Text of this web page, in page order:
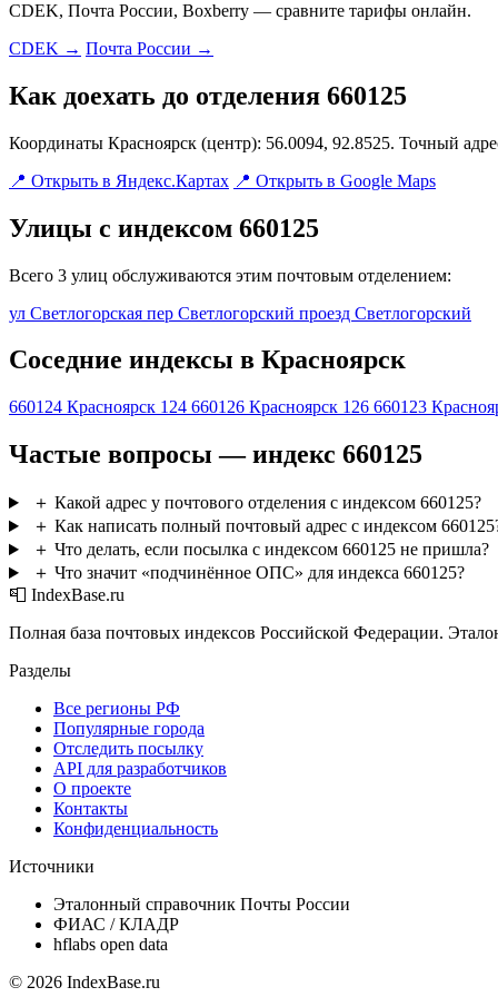
CDEK, Почта России, Boxberry — сравните тарифы онлайн.
CDEK → Почта России →
Как доехать до отделения 660125
Координаты Красноярск (центр): 56.0094, 92.8525. Точный
📍 Открыть в Яндекс.Картах 📍 Открыть в Google Maps
Улицы с индексом 660125
Всего 3 улиц обслуживаются этим почтовым отделением:
ул Светлогорская пер Светлогорский проезд Светлогорский
Соседние индексы в Красноярск
660124 Красноярск 124 660126 Красноярск 126 660123
Частые вопросы — индекс 660125
＋ Какой адрес у почтового отделения с индексом 660125?
＋ Как написать полный почтовый адрес с индексом
＋ Что делать, если посылка с индексом 660125 не пришла?
＋ Что значит «подчинённое ОПС» для индекса 660125?
📮 IndexBase.ru
Полная база почтовых индексов Российской Федерации.
Разделы
Все регионы РФ
Популярные города
Отследить посылку
API для разработчиков
О проекте
Контакты
Конфиденциальность
Источники
Эталонный справочник Почты России
ФИАС / КЛАДР
hflabs open data
© 2026 IndexBase.ru